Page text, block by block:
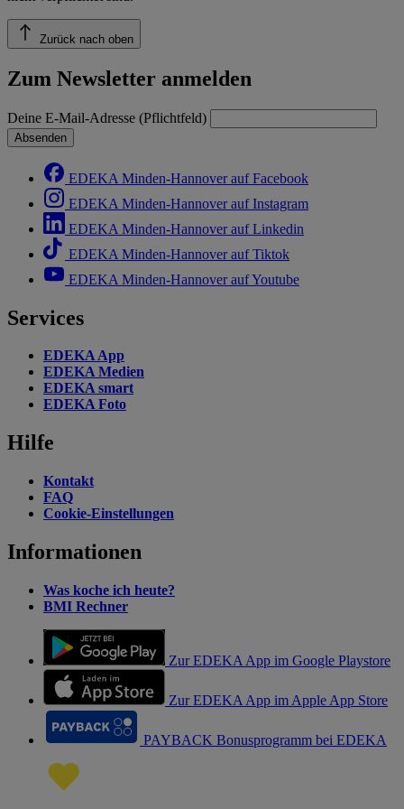
Zurück nach oben
Zum Newsletter anmelden
Deine E-Mail-Adresse (Pflichtfeld)
Absenden
EDEKA Minden-Hannover auf Facebook
EDEKA Minden-Hannover auf Instagram
EDEKA Minden-Hannover auf Linkedin
EDEKA Minden-Hannover auf Tiktok
EDEKA Minden-Hannover auf Youtube
Services
EDEKA App
EDEKA Medien
EDEKA smart
EDEKA Foto
Hilfe
Kontakt
FAQ
Cookie-Einstellungen
Informationen
Was koche ich heute?
BMI Rechner
Zur EDEKA App im Google Playstore
Zur EDEKA App im Apple App Store
PAYBACK Bonusprogramm bei EDEKA